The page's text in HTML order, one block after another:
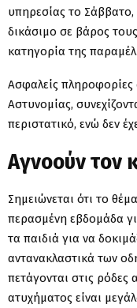
υπηρεσίας το
δικάσιμο σε βάρος
κατηγορία της
Ασφαλείς πληροφορίες
Αστυνομίας,
περιστατικό, ενώ δεν
Αγνοούν τον
Σημειώνεται ότι το
περασμένη εβδομάδα
τα παιδιά για να
αντανακλαστικά των
πετάγονται στις
ατυχήματος είναι